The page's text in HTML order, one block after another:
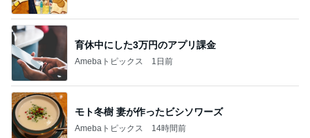
育休中にした3万円のアプリ課金
Amebaトピックス 1日前
モト冬樹 妻が作ったビシソワーズ
Amebaトピックス 14時間前